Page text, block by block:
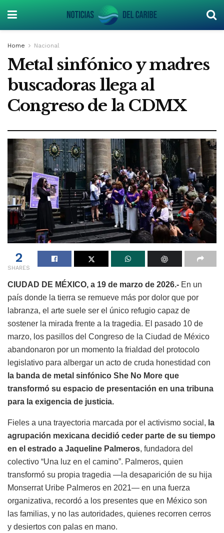
Home Nacional
Metal sinfónico y madres
buscadoras llega al
Congreso de la CDMX
2
SHARES
CIUDAD DE MÉXICO, a 19 de marzo de 2026.- En un
país donde la tierra se remueve más por dolor que por
labranza, el arte suele ser el único refugio capaz de
sostener la mirada frente a la tragedia. El pasado 10 de
marzo, los pasillos del Congreso de la Ciudad de México
abandonaron por un momento la frialdad del protocolo
legislativo para albergar un acto de cruda honestidad con
la banda de metal sinfónico She No More que
transformó su espacio de presentación en una tribuna
para la exigencia de justicia.
Fieles a una trayectoria marcada por el activismo social, la
agrupación mexicana decidió ceder parte de su tiempo
en el estrado a Jaqueline Palmeros, fundadora del
colectivo “Una luz en el camino”. Palmeros, quien
transformó su propia tragedia —la desaparición de su hija
Monserrat Uribe Palmeros en 2021— en una fuerza
organizativa, recordó a los presentes que en México son
las familias, y no las autoridades, quienes recorren cerros
y desiertos con palas en mano.